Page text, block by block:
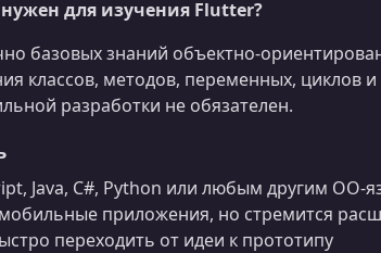
для изучения Flutter?
базовых знаний объектно-
классов, методов, переменных, циклов и
разработки не обязателен.
Java, C#, Python или любым другим OO-
приложения, но стремится
переходить от идеи к прототипу